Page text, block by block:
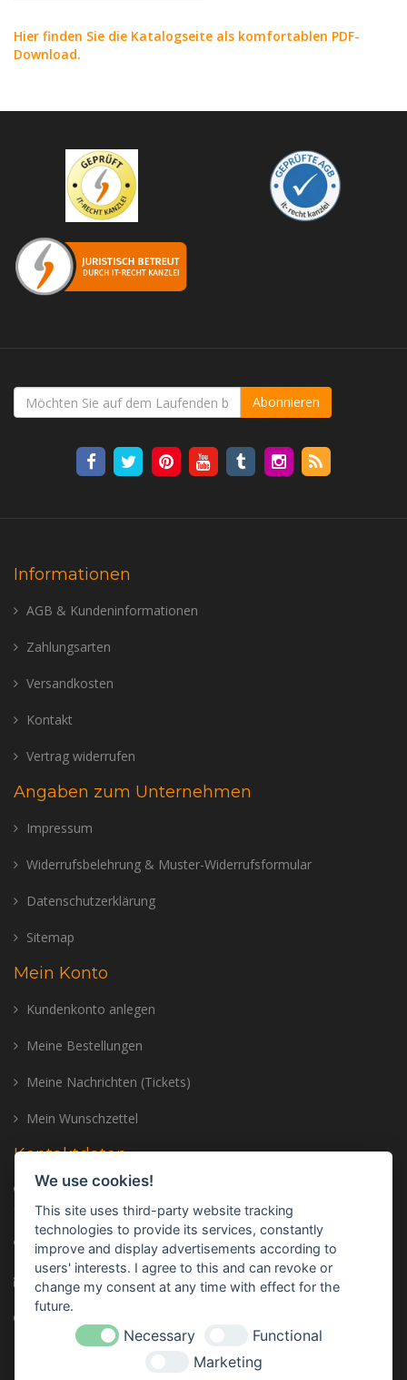
Hier finden Sie die Katalogseite als komfortablen PDF-
Download.
Abonnieren
Informationen
AGB & Kundeninformationen
Zahlungsarten
Versandkosten
Kontakt
Vertrag widerrufen
Angaben zum Unternehmen
Impressum
Widerrufsbelehrung & Muster-Widerrufsformular
Datenschutzerklärung
Sitemap
Mein Konto
Kundenkonto anlegen
Meine Bestellungen
Meine Nachrichten (Tickets)
Mein Wunschzettel
Kontaktdaten
Adresse: Trailer Center GmbH, Oberhinkofener Str. 11, 93083
Gebelkofen, GERMANY
Telefon:+49 (0) 9453 - 3107320
E-mail:info@trailer-center-shop.com
Monday - Friday: 8:00 am - 17:00 pm
We use cookies!
This site uses third-party website tracking
technologies to provide its services, constantly
improve and display advertisements according to
users' interests. I agree to this and can revoke or
change my consent at any time with effect for the
future.
Necessary
Functional
Marketing